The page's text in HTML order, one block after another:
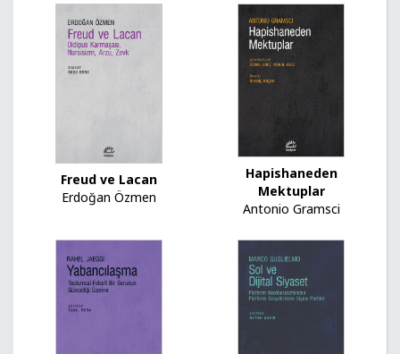
Freud ve Lacan
Erdoğan Özmen
Hapishaneden
Mektuplar
Antonio Gramsci